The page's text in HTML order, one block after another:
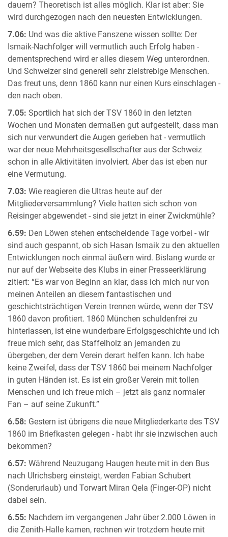
dauern? Theoretisch ist alles möglich. Klar ist aber: Sie
wird durchgezogen nach den neuesten Entwicklungen.
7.06: Und was die aktive Fanszene wissen sollte: Der
Ismaik-Nachfolger will vermutlich auch Erfolg haben -
dementsprechend wird er alles diesem Weg unterordnen.
Und Schweizer sind generell sehr zielstrebige Menschen.
Das freut uns, denn 1860 kann nur einen Kurs einschlagen -
den nach oben.
7.05: Sportlich hat sich der TSV 1860 in den letzten
Wochen und Monaten dermaßen gut aufgestellt, dass man
sich nur verwundert die Augen gerieben hat - vermutlich
war der neue Mehrheitsgesellschafter aus der Schweiz
schon in alle Aktivitäten involviert. Aber das ist eben nur
eine Vermutung.
7.03: Wie reagieren die Ultras heute auf der
Mitgliederversammlung? Viele hatten sich schon von
Reisinger abgewendet - sind sie jetzt in einer Zwickmühle?
6.59: Den Löwen stehen entscheidende Tage vorbei - wir
sind auch gespannt, ob sich Hasan Ismaik zu den aktuellen
Entwicklungen noch einmal äußern wird. Bislang wurde er
nur auf der Webseite des Klubs in einer Presseerklärung
zitiert: “Es war von Beginn an klar, dass ich mich nur von
meinen Anteilen an diesem fantastischen und
geschichtsträchtigen Verein trennen würde, wenn der TSV
1860 davon profitiert. 1860 München schuldenfrei zu
hinterlassen, ist eine wunderbare Erfolgsgeschichte und ich
freue mich sehr, das Staffelholz an jemanden zu
übergeben, der dem Verein derart helfen kann. Ich habe
keine Zweifel, dass der TSV 1860 bei meinem Nachfolger
in guten Händen ist. Es ist ein großer Verein mit tollen
Menschen und ich freue mich – jetzt als ganz normaler
Fan – auf seine Zukunft.”
6.58: Gestern ist übrigens die neue Mitgliederkarte des TSV
1860 im Briefkasten gelegen - habt ihr sie inzwischen auch
bekommen?
6.57: Während Neuzugang Haugen heute mit in den Bus
nach Ulrichsberg einsteigt, werden Fabian Schubert
(Sonderurlaub) und Torwart Miran Qela (Finger-OP) nicht
dabei sein.
6.55: Nachdem im vergangenen Jahr über 2.000 Löwen in
die Zenith-Halle kamen, rechnen wir trotzdem heute mit